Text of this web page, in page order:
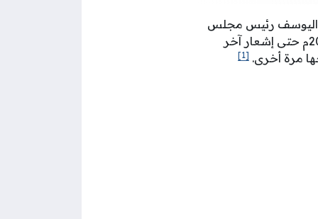
اليوسف رئيس مجلس
الإدارة والمدير العام للهيئة العامة لشؤون الزراعة والثروة السمكية عن إغلاقها في العام 2020م حتى إشعار آخر
مرة أخرى. [1]